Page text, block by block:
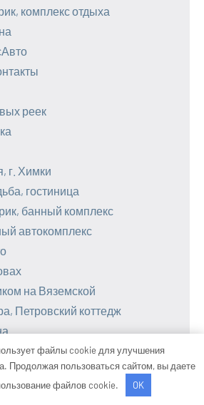
комплекс отдыха
реек
г. Химки
гостиница
банный комплекс
автокомплекс
на Вяземской
Петровский коттедж
база отдыха
сауна
валов
файлы cookie для улучшения
Продолжая пользоваться сайтом, вы даете
файлов cookie.
OK